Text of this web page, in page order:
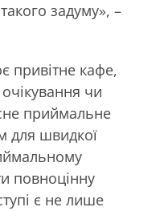
задуму», –
привітне кафе,
чи
приймальне
для швидкої
повноцінну
є не лише